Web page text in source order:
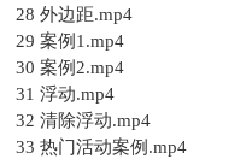
28 外边距.mp4
29 案例1.mp4
30 案例2.mp4
31 浮动.mp4
32 清除浮动.mp4
33 热门活动案例.mp4